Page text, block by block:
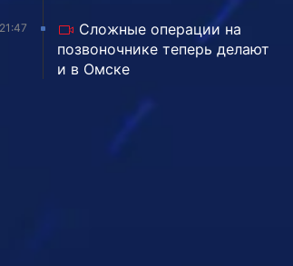
21:47
Сложные операции на
позвоночнике теперь делают
и в Омске